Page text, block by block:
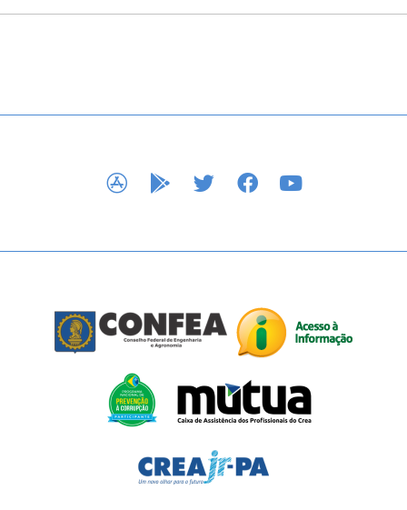
APP STOREGOOGLE PLAY
TWITTERFACEBOOK